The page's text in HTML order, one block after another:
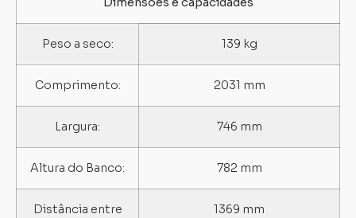
Peso a seco: 139 kg
Comprimento: 2031 mm
Largura: 746 mm
Altura do Banco: 782 mm
Distância entre
1369 mm